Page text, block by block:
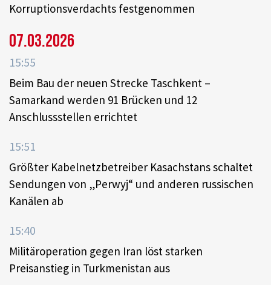
Korruptionsverdachts festgenommen
07.03.2026
15:55
Beim Bau der neuen Strecke Taschkent –
Samarkand werden 91 Brücken und 12
Anschlussstellen errichtet
15:51
Größter Kabelnetzbetreiber Kasachstans schaltet
Sendungen von „Perwyj“ und anderen russischen
Kanälen ab
15:40
Militäroperation gegen Iran löst starken
Preisanstieg in Turkmenistan aus